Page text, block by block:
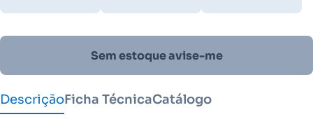
Sem estoque avise-me
DescriçãoFicha TécnicaCatálogo